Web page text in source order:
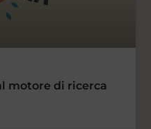
motore di ricerca